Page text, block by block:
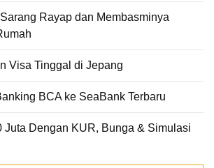
Rayap dan Membasminya
Visa Tinggal di Jepang
BCA ke SeaBank Terbaru
Juta Dengan KUR, Bunga & Simulasi